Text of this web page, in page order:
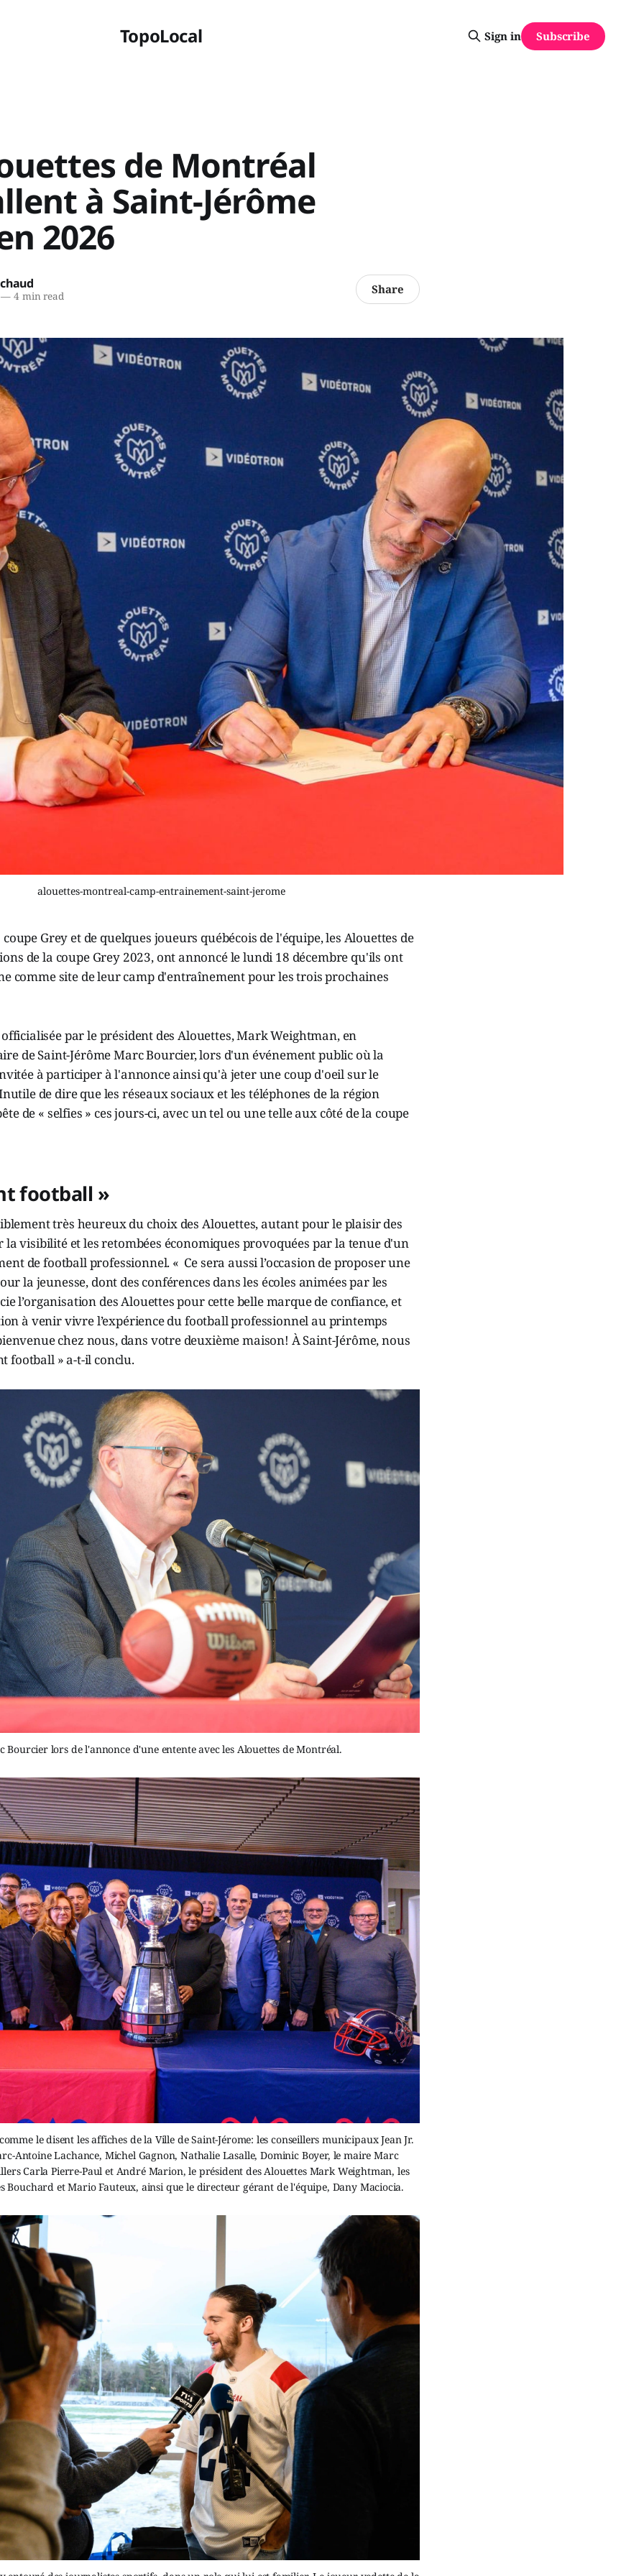
TopoLocal Sign in Subscribe
de Montréal
à Saint-Jérôme
2026
—4 min read Share
alouettes-montreal-camp-entrainement-saint-jerome
Grey et de quelques joueurs québécois de l'équipe, les Alouettes de
de la coupe Grey 2023, ont annoncé le lundi 18 décembre qu'ils ont
comme site de leur camp d'entraînement pour les trois prochaines
par le président des Alouettes, Mark Weightman, en
de Saint-Jérôme Marc Bourcier, lors d'un événement public où la
à participer à l'annonce ainsi qu'à jeter une coup d'oeil sur le
de dire que les réseaux sociaux et les téléphones de la région
de « selfies » ces jours-ci, avec un tel ou une telle aux côté de la coupe
football »
très heureux du choix des Alouettes, autant pour le plaisir des
la visibilité et les retombées économiques provoquées par la tenue d'un
de football professionnel. « Ce sera aussi l’occasion de proposer une
la jeunesse, dont des conférences dans les écoles animées par les
l’organisation des Alouettes pour cette belle marque de confiance, et
à venir vivre l’expérience du football professionnel au printemps
chez nous, dans votre deuxième maison! À Saint-Jérôme, nous
football » a-t-il conclu.
Bourcier lors de l'annonce d'une entente avec les Alouettes de Montréal.
le disent les affiches de la Ville de Saint-Jérome: les conseillers municipaux Jean Jr.
Antoine Lachance, Michel Gagnon, Nathalie Lasalle, Dominic Boyer, le maire Marc
Carla Pierre-Paul et André Marion, le président des Alouettes Mark Weightman, les
Bouchard et Mario Fauteux, ainsi que le directeur gérant de l'équipe, Dany Maciocia.